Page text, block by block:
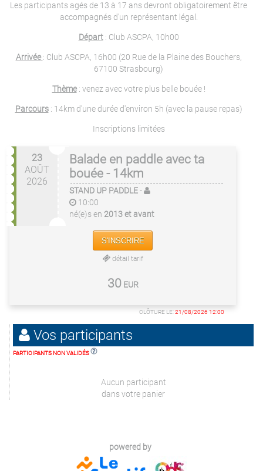
Les participants agés de 13 à 17 ans devront obligatoirement être
accompagnés d'un représentant légal.
Départ: Club ASCPA, 10h00
Arrivée : Club ASCPA, 16h00 (20 Rue de la Plaine des Bouchers,
67100 Strasbourg)
Thème: venez avec votre plus belle bouée !
Parcours: 14km d'une durée d'environ 5h (avec la pause repas)
Inscriptions limitées
23
AOÛT
2026
Balade en paddle avec ta
bouée - 14km
STAND UP PADDLE-
10:00
né(e)s en 2013 et avant
S'INSCRIRE
détail tarif
30 EUR
CLÔTURE LE:21/08/2026 12:00
Vos participants
PARTICIPANTS NON VALIDÉS
Aucun participant
dans votre panier
powered by